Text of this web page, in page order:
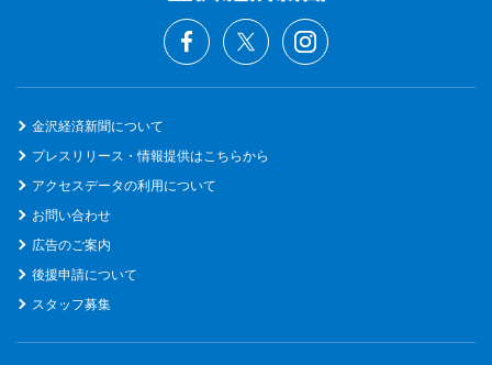
金沢経済新聞について
プレスリリース・情報提供はこちらから
アクセスデータの利用について
お問い合わせ
広告のご案内
後援申請について
スタッフ募集